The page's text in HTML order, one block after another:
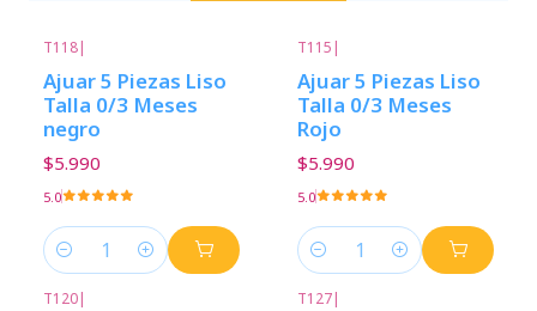
T118|
Ajuar 5 Piezas Liso
Talla 0/3 Meses
negro
$5.990
5.0
Cantidad
T115 |
Ajuar 5 Piezas Liso
Talla 0/3 Meses
Rojo
$5.990
5.0
Cantidad
T120| T127|